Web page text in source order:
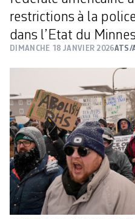
restrictions à la
dans l’Etat du
DIMANCHE 18 JANVIER 2026ATS/